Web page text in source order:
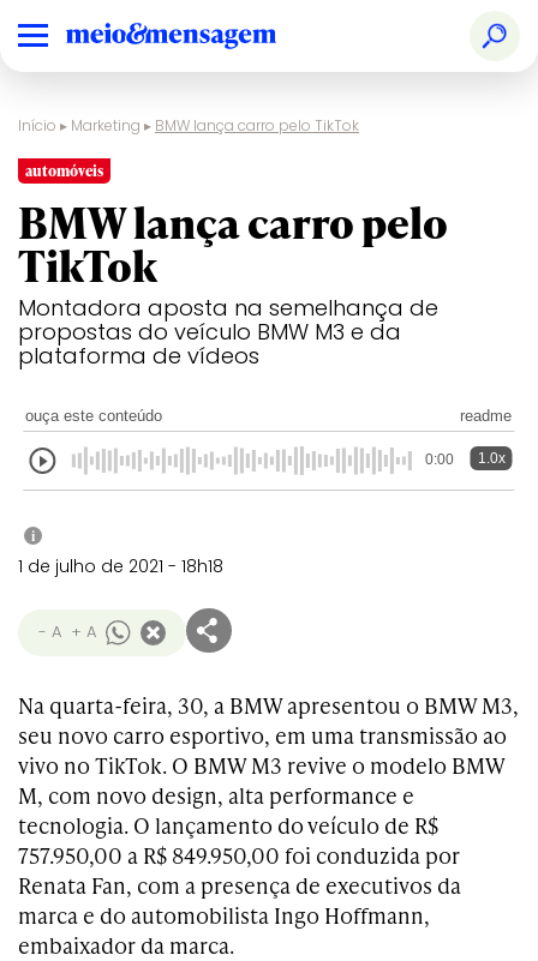
Início ▸ Marketing ▸ BMW lança carro pelo TikTok
automóveis
BMW lança carro pelo
TikTok
Montadora aposta na semelhança de
propostas do veículo BMW M3 e da
plataforma de vídeos
ouça este conteúdo readme
0:00 1.0x
i
1 de julho de 2021 - 18h18
- A + A
Na quarta-feira, 30, a BMW apresentou o BMW M3,
seu novo carro esportivo, em uma transmissão ao
vivo no TikTok. O BMW M3 revive o modelo BMW
M, com novo design, alta performance e
tecnologia. O lançamento do veículo de R$
757.950,00 a R$ 849.950,00 foi conduzida por
Renata Fan, com a presença de executivos da
marca e do automobilista Ingo Hoffmann,
embaixador da marca.